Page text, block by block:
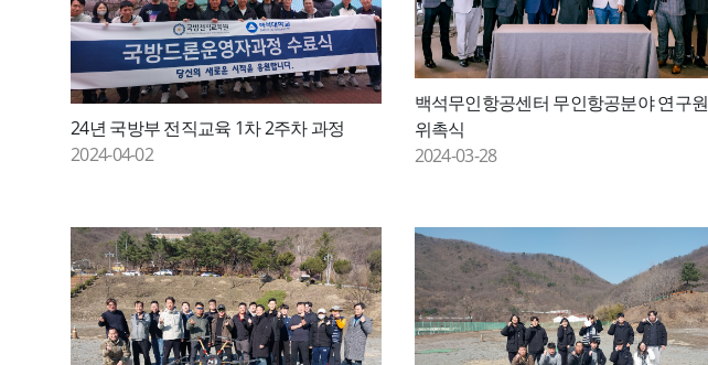
24년 국방부 전직교육 1차 2주차 과정
2024-04-02
백석무인항공센터 무인항공분야 연구원
위촉식
2024-03-28